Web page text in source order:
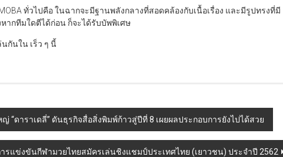
ทั่วไปคือ ในฉากจะมีฐานพลังกลางที่สอดคล้องกับเนื้อเรื่อง และมีรูปทรงที่มี
กทีมใดตีได้ก่อน ก็จะได้รับบัพพิเศษ
กันใน เร็ว ๆ นี้
ญ่ “ดาราเดลี่” ดันธุรกิจสื่อสิ่งพิมพ์ก้าวสู่ปีที่ 8 เผยผลประกอบการยังไปได้สวย
รแข่งขันกีฬามวยไทยสมัครเล่นชิงแชมป์ประเทศไทย (เยาวชน) ประจำปี 2562